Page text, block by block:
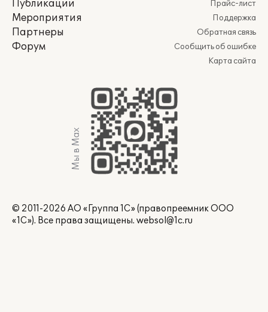
Публикации
Мероприятия
Партнеры
Форум
Прайс-лист
Поддержка
Обратная связь
Сообщить об ошибке
Карта сайта
Мы в Max
© 2011-2026 АО «Группа 1С» (правопреемник ООО
«1С»). Все права защищены. websol@1c.ru